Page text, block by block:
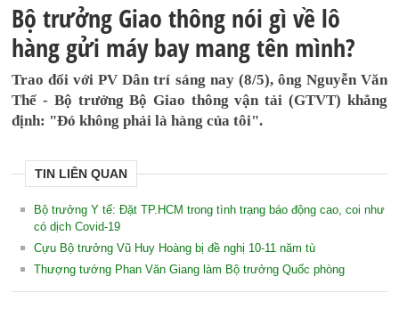
Bộ trưởng Giao thông nói gì về lô
hàng gửi máy bay mang tên mình?
Trao đổi với PV Dân trí sáng nay (8/5), ông Nguyễn Văn
Thể - Bộ trưởng Bộ Giao thông vận tải (GTVT) khẳng
định: "Đó không phải là hàng của tôi".
TIN LIÊN QUAN
Bộ trưởng Y tế: Đặt TP.HCM trong tình trạng báo động cao, coi như
có dịch Covid-19
Cựu Bộ trưởng Vũ Huy Hoàng bị đề nghị 10-11 năm tù
Thượng tướng Phan Văn Giang làm Bộ trưởng Quốc phòng